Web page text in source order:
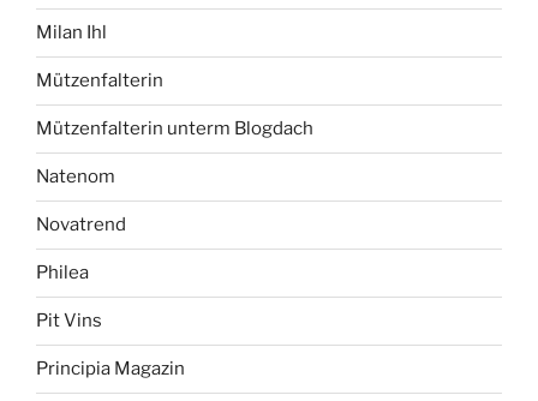
Milan Ihl
Mützenfalterin
Mützenfalterin unterm Blogdach
Natenom
Novatrend
Philea
Pit Vins
Principia Magazin